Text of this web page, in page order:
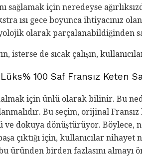
sağlamak için neredeyse
ısı gece boyunca ihtiyacınız
olarak parçalanabildiğinden
isterse de sıcak çalışın,
100 Saf Fransız Keten
için ünlü olarak bilinir. Bu
Bu seçim, orijinal
ve dokuya dönüştürüyor. Böylece,
çıktığı için, kullanıcılar
üründen birden fazlasını almayı